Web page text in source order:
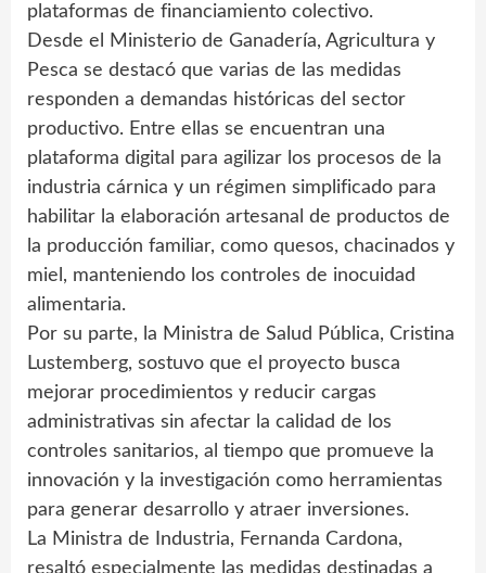
plataformas de financiamiento colectivo.
Desde el Ministerio de Ganadería, Agricultura y
Pesca se destacó que varias de las medidas
responden a demandas históricas del sector
productivo. Entre ellas se encuentran una
plataforma digital para agilizar los procesos de la
industria cárnica y un régimen simplificado para
habilitar la elaboración artesanal de productos de
la producción familiar, como quesos, chacinados y
miel, manteniendo los controles de inocuidad
alimentaria.
Por su parte, la Ministra de Salud Pública, Cristina
Lustemberg, sostuvo que el proyecto busca
mejorar procedimientos y reducir cargas
administrativas sin afectar la calidad de los
controles sanitarios, al tiempo que promueve la
innovación y la investigación como herramientas
para generar desarrollo y atraer inversiones.
La Ministra de Industria, Fernanda Cardona,
resaltó especialmente las medidas destinadas a